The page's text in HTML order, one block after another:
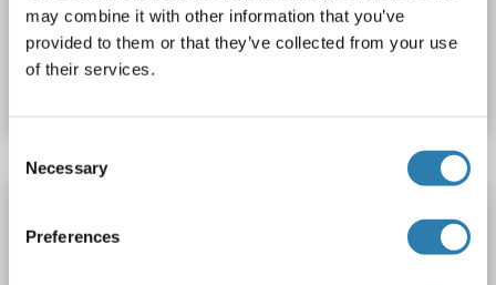
may combine it with other information that you’ve
provided to them or that they’ve collected from your use
of their services.
Selection
Necessary
Preferences
N° du produit ABIN1939963
SYT6 Reactivité: Humain
Hôte: Lapin